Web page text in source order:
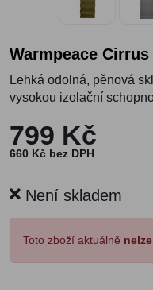
Warmpeace
Lehká odolná, pěnová
vysokou izolační
799 Kč
660 Kč bez DPH
Není skladem
Toto zboží aktuálně